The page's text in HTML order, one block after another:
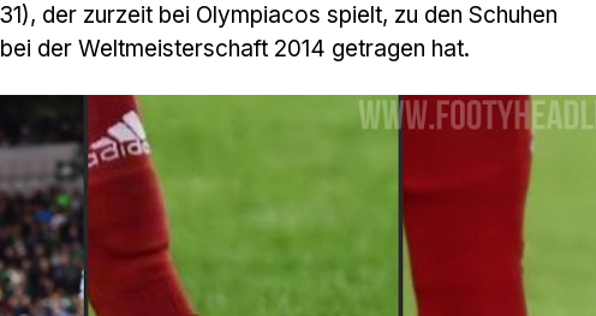
der zurzeit bei Olympiacos spielt, zu den Schuhen
der Weltmeisterschaft 2014 getragen hat.